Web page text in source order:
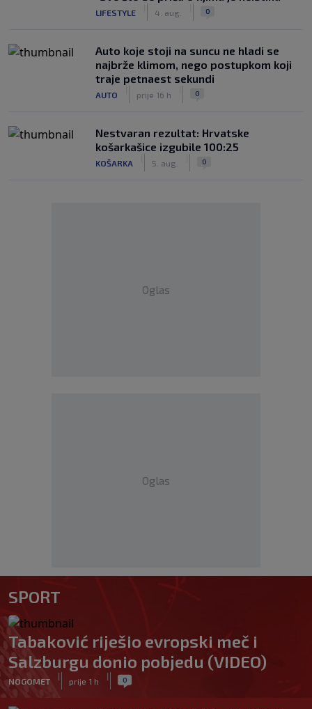
LIFESTYLE 4. aug. 0
Auto koje stoji na suncu ne hladi se
najbrže klimom, nego postupkom koji
traje petnaest sekundi
AUTO prije 16 h 0
Nestvaran rezultat: Hrvatske
košarkašice izgubile 100:25
KOŠARKA 5. aug. 0
Oglas
Oglas
SPORT
Tabaković riješio evropski meč i
Salzburgu donio pobjedu (VIDEO)
NOGOMET
|
prije 1 h
| 0